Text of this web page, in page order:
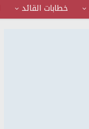
خطابات القائد